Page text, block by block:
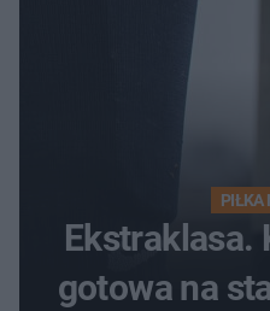
PIŁKA
Ekstraklasa.
gotowa na